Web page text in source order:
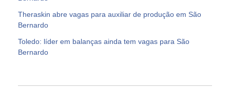
Theraskin abre vagas para auxiliar de produção em São
Bernardo
Toledo: líder em balanças ainda tem vagas para São
Bernardo